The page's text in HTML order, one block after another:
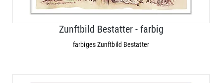
Zunftbild Bestatter - farbig
farbiges Zunftbild Bestatter